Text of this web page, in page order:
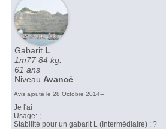
Gabarit L
1m77 84 kg.
61 ans
Niveau Avancé
Avis ajouté le 28 Octobre 2014--
Je l'ai
Usage: ;
Stabilité pour un gabarit L (Intermédiaire) : ?